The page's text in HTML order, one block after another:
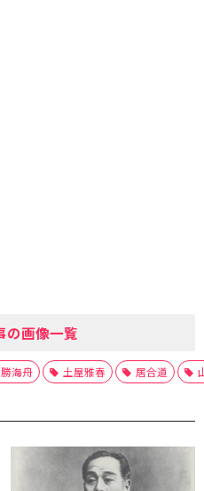
の画像一覧
勝海舟 土屋雅春 居合道